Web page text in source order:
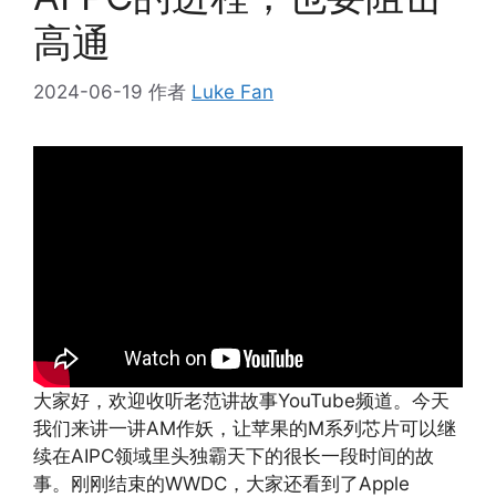
高通
2024-06-19 作者 Luke Fan
大家好，欢迎收听老范讲故事YouTube频道。今天
我们来讲一讲AM作妖，让苹果的M系列芯片可以继
续在AIPC领域里头独霸天下的很长一段时间的故
事。刚刚结束的WWDC，大家还看到了Apple